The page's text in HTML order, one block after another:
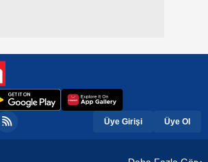
Üye Girişi Üye Ol